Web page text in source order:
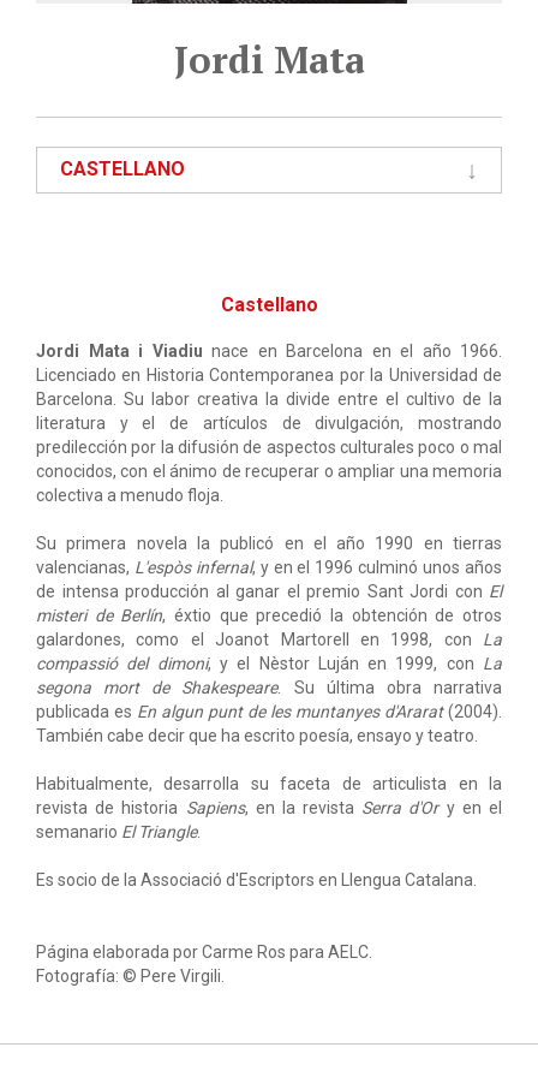
Jordi Mata
CASTELLANO
Castellano
Jordi Mata i Viadiu nace en Barcelona en el año 1966.
Licenciado en Historia Contemporanea por la Universidad de
Barcelona. Su labor creativa la divide entre el cultivo de la
literatura y el de artículos de divulgación, mostrando
predilección por la difusión de aspectos culturales poco o mal
conocidos, con el ánimo de recuperar o ampliar una memoria
colectiva a menudo floja.
Su primera novela la publicó en el año 1990 en tierras
valencianas, L'espòs infernal, y en el 1996 culminó unos años
de intensa producción al ganar el premio Sant Jordi con El
misteri de Berlín, éxtio que precedió la obtención de otros
galardones, como el Joanot Martorell en 1998, con La
compassió del dimoni, y el Nèstor Luján en 1999, con La
segona mort de Shakespeare. Su última obra narrativa
publicada es En algun punt de les muntanyes d'Ararat(2004).
También cabe decir que ha escrito poesía, ensayo y teatro.
Habitualmente, desarrolla su faceta de articulista en la
revista de historia Sapiens, en la revista Serra d'Ory en el
semanario El Triangle.
Es socio de la Associació d'Escriptors en Llengua Catalana.
Página elaborada por Carme Ros para AELC.
Fotografía: © Pere Virgili.